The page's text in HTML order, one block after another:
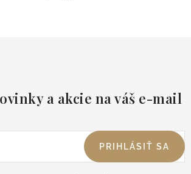
a akcie na váš e-mail
PRIHLÁSIŤ SA